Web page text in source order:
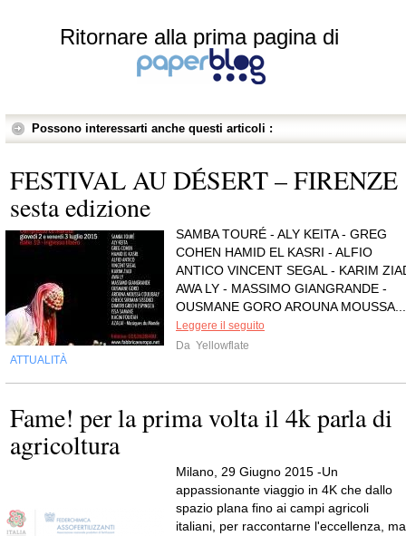
Ritornare alla prima pagina di
Possono interessarti anche questi articoli :
FESTIVAL AU DÉSERT – FIRENZE
sesta edizione
SAMBA TOURÉ - ALY KEITA - GREG
COHEN HAMID EL KASRI - ALFIO
ANTICO VINCENT SEGAL - KARIM
AWA LY - MASSIMO GIANGRANDE -
OUSMANE GORO AROUNA MOUSSA...
Leggere il seguito
Da Yellowflate
ATTUALITÀ
Fame! per la prima volta il 4k parla di
agricoltura
Milano, 29 Giugno 2015 -Un
appassionante viaggio in 4K che dallo
spazio plana fino ai campi agricoli
italiani, per raccontarne l'eccellenza, ma